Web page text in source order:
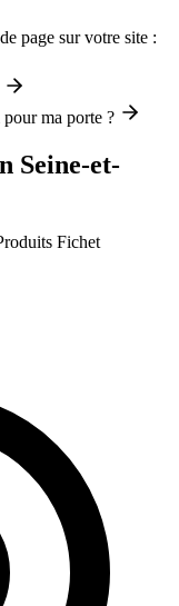
page sur votre site :
ma porte ?
Seine-et-
Fichet